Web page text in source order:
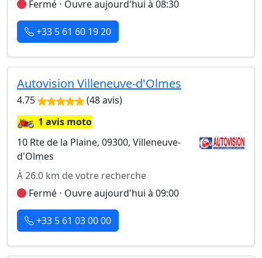
Fermé ⋅ Ouvre aujourd'hui à 08:30
+33 5 61 60 19 20
Autovision Villeneuve-d'Olmes
4.75 (48 avis)
🏍️1 avis moto
10 Rte de la Plaine, 09300, Villeneuve-
d'Olmes
À 26.0 km de votre recherche
Fermé ⋅ Ouvre aujourd'hui à 09:00
+33 5 61 03 00 00